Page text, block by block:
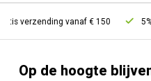
verzending vanaf € 150
Op de hoogte